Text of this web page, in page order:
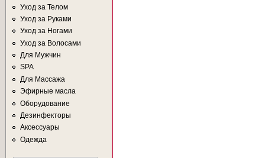
Уход за Телом
Уход за Руками
Уход за Ногами
Уход за Волосами
Для Мужчин
SPA
Для Массажа
Эфирные масла
Оборудование
Дезинфекторы
Аксессуары
Одежда